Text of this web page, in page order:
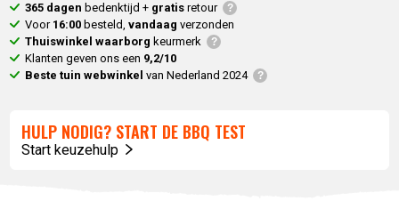
365 dagen bedenktijd + gratisretour
Voor 16:00 besteld,vandaag verzonden
Thuiswinkel waarborg keurmerk
Klanten geven ons een 9,2/10
Beste tuin webwinkel van Nederland 2024
HULP NODIG? START DE BBQ TEST
Start keuzehulp